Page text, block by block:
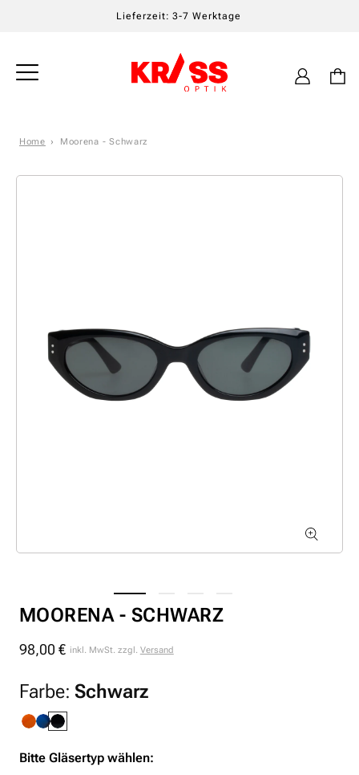
Lieferzeit: 3-7 Werktage
Einloggen
Home Moorena - Schwarz
MOORENA - SCHWARZ
Normaler
98,00 € inkl. MwSt. zzgl. Versand
Farbe: Schwarz
Bitte Gläsertyp wählen: